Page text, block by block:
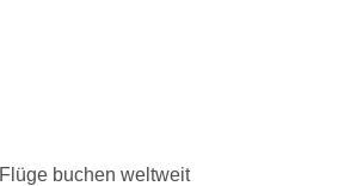
Flüge buchen weltweit